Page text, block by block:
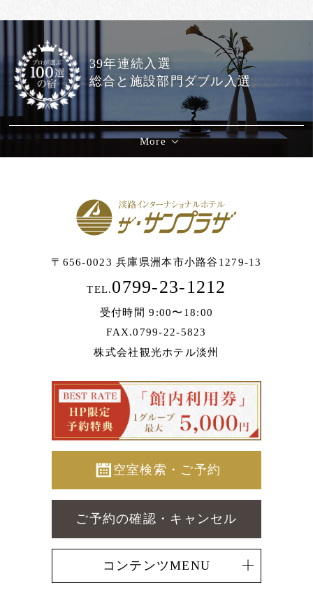
39年連続入選
総合と施設部門ダブル入選
More
〒656-0023 兵庫県洲本市小路谷1279-13
TEL.0799-23-1212
受付時間 9:00〜18:00
FAX.0799-22-5823
株式会社観光ホテル淡州
空室検索・ご予約
ご予約の確認・キャンセル
コンテンツMENU